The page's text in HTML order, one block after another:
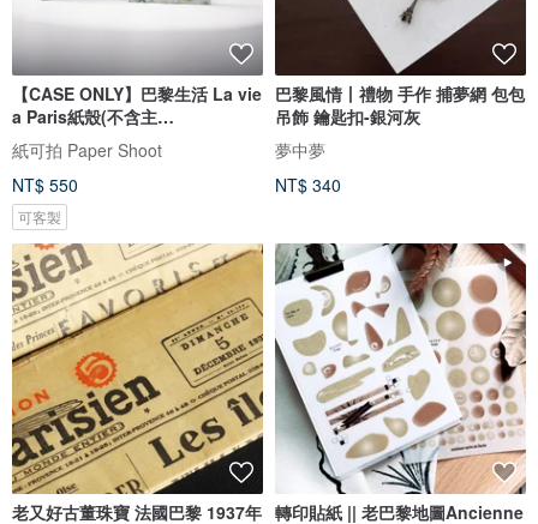
【CASE ONLY】巴黎生活 La vie
a Paris紙殼(不含主
機)PaperShoot
紙可拍 Paper Shoot
NT$ 550
可客製
巴黎風情丨禮物 手作 捕夢網 包包
吊飾 鑰匙扣-銀河灰
夢中夢
NT$ 340
老又好古董珠寶 法國巴黎 1937年 轉印貼紙 || 老巴黎地圖Ancienne